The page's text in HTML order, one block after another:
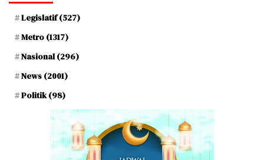
Legislatif(527)
Metro (1317)
Nasional(296)
News (2001)
Politik(98)